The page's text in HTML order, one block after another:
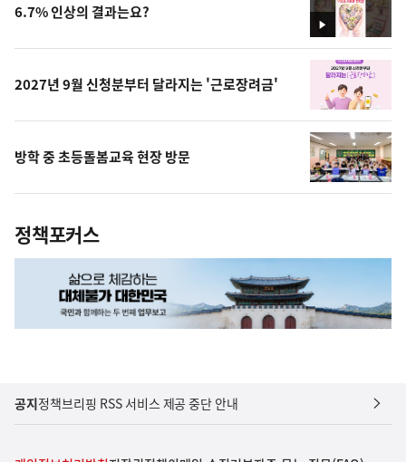
영
상
6.7% 인상의 결과는요?
2027년 9월 신청분부터 달라지는 '근로장려금'
방학 중 초등돌봄교육 현장 방문
정책포커스
공지정책브리핑 RSS 서비스 제공 중단 안내